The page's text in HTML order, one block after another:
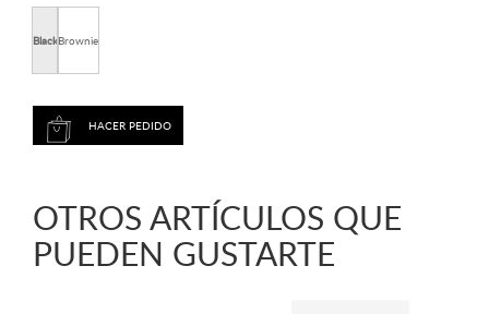
BlackBrownie
OTROS ARTÍCULOS QUE
PUEDEN GUSTARTE